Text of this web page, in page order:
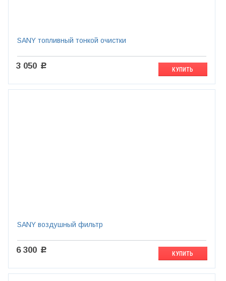
SANY топливный тонкой очистки
3 050 c
КУПИТЬ
SANY воздушный фильтр
6 300 c
КУПИТЬ